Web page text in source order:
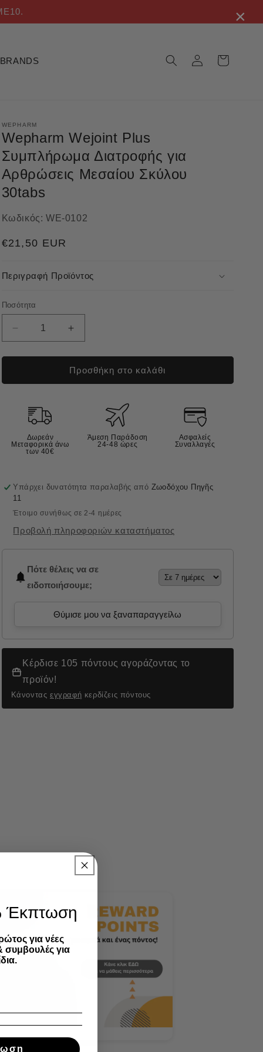
BRANDS Σύνδεση Καλάθι
WEPHARM
Wepharm Wejoint Plus
Συμπλήρωμα Διατροφής για
Αρθρώσεις Μεσαίου Σκύλου
30tabs
Κωδικός: WE-0102
Κανονική
€21,50 EUR
Περιγραφή Προϊόντος
Ποσότητα
Μείωση
ποσότητας
για
Wejoint
Συμπλήρωμα
Διατροφής
Αρθρώσεις
Μεσαίου
30tabs
Αύξηση
ποσότητας
για
Wepharm
Wejoint
Συμπλήρωμα
Διατροφής
Αρθρώσεις
30tabs
Προσθήκη στο καλάθι
Δωρεάν
Μεταφορικά άνω
των 40€
Άμεση Παράδοση
24-48 ώρες
Ασφαλείς
Συναλλαγές
Υπάρχει δυνατότητα παραλαβής από Ζωοδόχου Πηγῆς
11
Έτοιμο συνήθως σε 2-4 ημέρες
Προβολή πληροφοριών καταστήματος
Πότε θέλεις να σε
ειδοποιήσουμε;
Θύμισε μου να ξαναπαραγγείλω
Κέρδισε 105 πόντους αγοράζοντας το
προϊόν!
Κάνοντας εγγραφή κερδίζεις πόντους
×
Έκπτωση
για νέες
συμβουλές για